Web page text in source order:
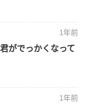
1年前
がでっかくなって
1年前